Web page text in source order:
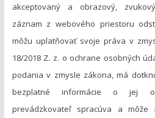
akceptovaný a obrazový,
záznam z webového priestoru
môžu uplatňovať svoje práva v
18/2018 Z. z. o ochrane osobných
podania v zmysle zákona, má
bezplatné informácie o jej
prevádzkovateľ spracúva a môže